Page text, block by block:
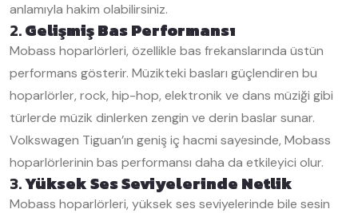
anlamıyla hakim olabilirsiniz.
2.Gelişmiş Bas Performansı
Mobass hoparlörleri, özellikle bas frekanslarında üstün
performans gösterir. Müzikteki basları güçlendiren bu
hoparlörler, rock, hip-hop, elektronik ve dans müziği gibi
türlerde müzik dinlerken zengin ve derin baslar sunar.
Volkswagen Tiguan’ın geniş iç hacmi sayesinde, Mobass
hoparlörlerinin bas performansı daha da etkileyici olur.
3.Yüksek Ses Seviyelerinde Netlik
Mobass hoparlörleri, yüksek ses seviyelerinde bile sesin